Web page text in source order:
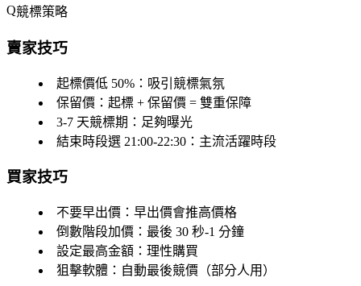
競標策略
賣家技巧
起標價低 50% ：吸引競標氣氛
保留價 ：起標 + 保留價 = 雙重保障
3-7 天競標期 ：足夠曝光
結束時段選 21:00-22:30 ：主流活躍時段
買家技巧
不要早出價 ：早出價會推高價格
倒數階段加價 ：最後 30 秒-1 分鐘
設定最高金額 ：理性購買
狙擊軟體 ：自動最後競價（部分人用）